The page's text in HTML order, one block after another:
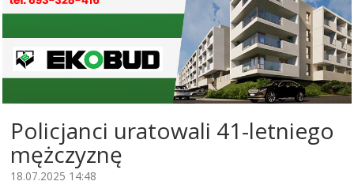
Policjanci uratowali 41-letniego
mężczyznę
18.07.2025 14:48